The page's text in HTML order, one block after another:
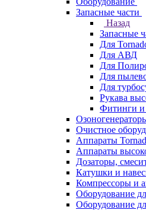
Запасные части
Назад
Запасные
Для
Для АВД
Для
Для
Для
Рукава
Фитинги и
Очистное
Аппараты
Аппараты
Дозаторы,
Катушки и
Компрессоры и
Оборудование
Оборудование